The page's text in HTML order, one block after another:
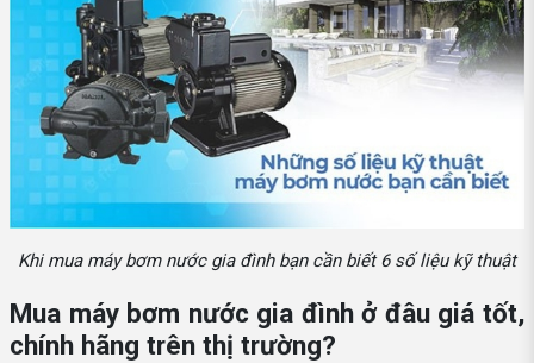
Khi mua máy bơm nước gia đình bạn cần biết 6 số liệu kỹ thuật
Mua máy bơm nước gia đình ở đâu giá tốt,
chính hãng trên thị trường?